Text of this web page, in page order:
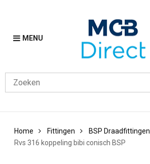
MENU
Home Fittingen BSP Draadfittingen
Rvs 316 koppeling bibi conisch BSP